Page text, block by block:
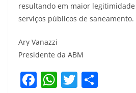
resultando em maior
serviços públicos de saneamento.
Ary Vanazzi
Presidente da ABM
F W T